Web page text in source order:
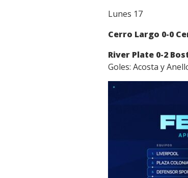
Lunes 17
Cerro Largo 0-0
River Plate 0-2
Goles: Acosta y